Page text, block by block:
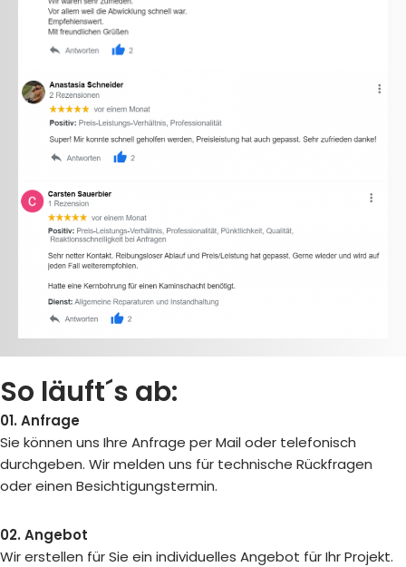
So läuft´s ab:
01. Anfrage
Sie können uns Ihre Anfrage per Mail oder telefonisch
durchgeben. Wir melden uns für technische Rückfragen
oder einen Besichtigungstermin.
02. Angebot
Wir erstellen für Sie ein individuelles Angebot für Ihr Projekt.